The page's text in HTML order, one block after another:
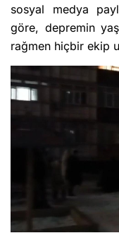
sosyal medya
göre, depremin
rağmen hiçbir ekip